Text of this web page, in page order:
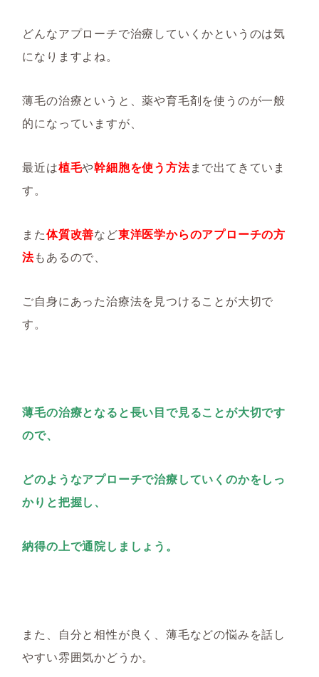
どんなアプローチで治療していくかというのは気
になりますよね。
薄毛の治療というと、薬や育毛剤を使うのが一般
的になっていますが、
最近は植毛や幹細胞を使う方法まで出てきていま
す。
また体質改善など東洋医学からのアプローチの方
法もあるので、
ご自身にあった治療法を見つけることが大切で
す。
薄毛の治療となると長い目で見ることが大切です
ので、
どのようなアプローチで治療していくのかをしっ
かりと把握し、
納得の上で通院しましょう。
また、自分と相性が良く、薄毛などの悩みを話し
やすい雰囲気かどうか。